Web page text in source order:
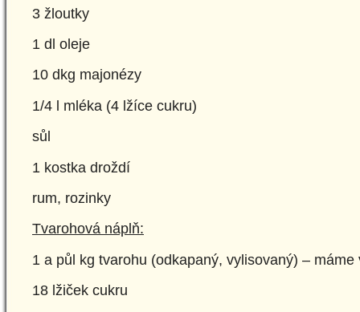
3 žloutky
1 dl oleje
10 dkg majonézy
1/4 l mléka (4 lžíce cukru)
sůl
1 kostka droždí
rum, rozinky
Tvarohová náplň:
1 a půl kg tvarohu (odkapaný, vylisovaný) –
18 lžiček cukru